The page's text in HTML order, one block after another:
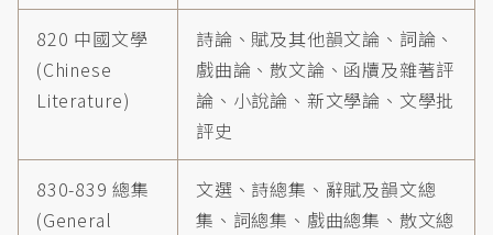
820 中國文學
(Chinese
Literature)
詩論、賦及其他韻文論、詞論、
戲曲論、散文論、函牘及雜著評
論、小說論、新文學論、文學批
評史
830-839 總集
(General
文選、詩總集、辭賦及韻文總
集、詞總集、戲曲總集、散文總